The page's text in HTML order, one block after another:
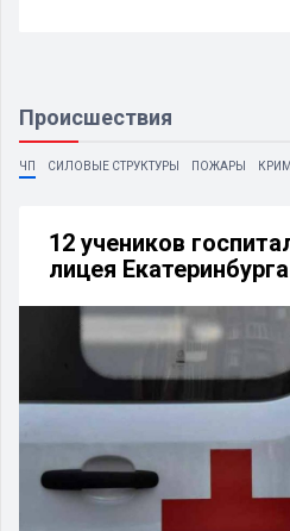
Происшествия
ЧП СИЛОВЫЕ СТРУКТУРЫ ПОЖАРЫ
12 учеников
лицея Екатеринбурга